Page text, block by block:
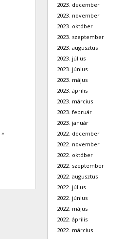
»
2023. december
2023. november
2023. október
2023. szeptember
2023. augusztus
2023. július
2023. június
2023. május
2023. április
2023. március
2023. február
2023. január
2022. december
2022. november
2022. október
2022. szeptember
2022. augusztus
2022. július
2022. június
2022. május
2022. április
2022. március